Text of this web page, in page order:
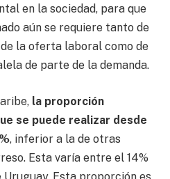
en la sociedad, para que
aún se requiere tanto de
la oferta laboral como de
de parte de la demanda.
la proporción
se puede realizar desde
, inferior a la de otras
Esta varía entre el 14%